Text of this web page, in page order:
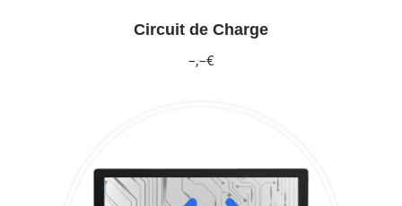
Circuit de Charge
–,–€